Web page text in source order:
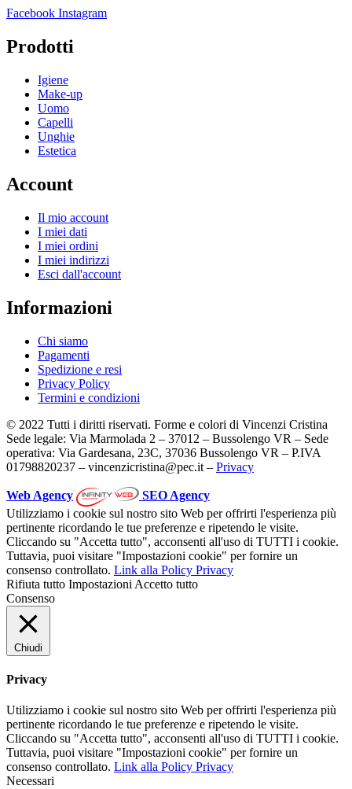
Facebook Instagram
Prodotti
Igiene
Make-up
Uomo
Capelli
Unghie
Estetica
Account
Il mio account
I miei dati
I miei ordini
I miei indirizzi
Esci dall'account
Informazioni
Chi siamo
Pagamenti
Spedizione e resi
Privacy Policy
Termini e condizioni
© 2022 Tutti i diritti riservati. Forme e colori di Vincenzi Cristina
Sede legale: Via Marmolada 2 – 37012 – Bussolengo VR – Sede
operativa: Via Gardesana, 23C, 37036 Bussolengo VR – P.IVA
01798820237 – vincenzicristina@pec.it – Privacy
Web Agency
SEO Agency
Utilizziamo i cookie sul nostro sito Web per offrirti l'esperienza più
pertinente ricordando le tue preferenze e ripetendo le visite.
Cliccando su "Accetta tutto", acconsenti all'uso di TUTTI i cookie.
Tuttavia, puoi visitare "Impostazioni cookie" per fornire un
consenso controllato. Link alla Policy Privacy
Rifiuta tutto Impostazioni Accetto tutto
Consenso
Chiudi
Privacy
Utilizziamo i cookie sul nostro sito Web per offrirti l'esperienza più
pertinente ricordando le tue preferenze e ripetendo le visite.
Cliccando su "Accetta tutto", acconsenti all'uso di TUTTI i cookie.
Tuttavia, puoi visitare "Impostazioni cookie" per fornire un
consenso controllato. Link alla Policy Privacy
Necessari